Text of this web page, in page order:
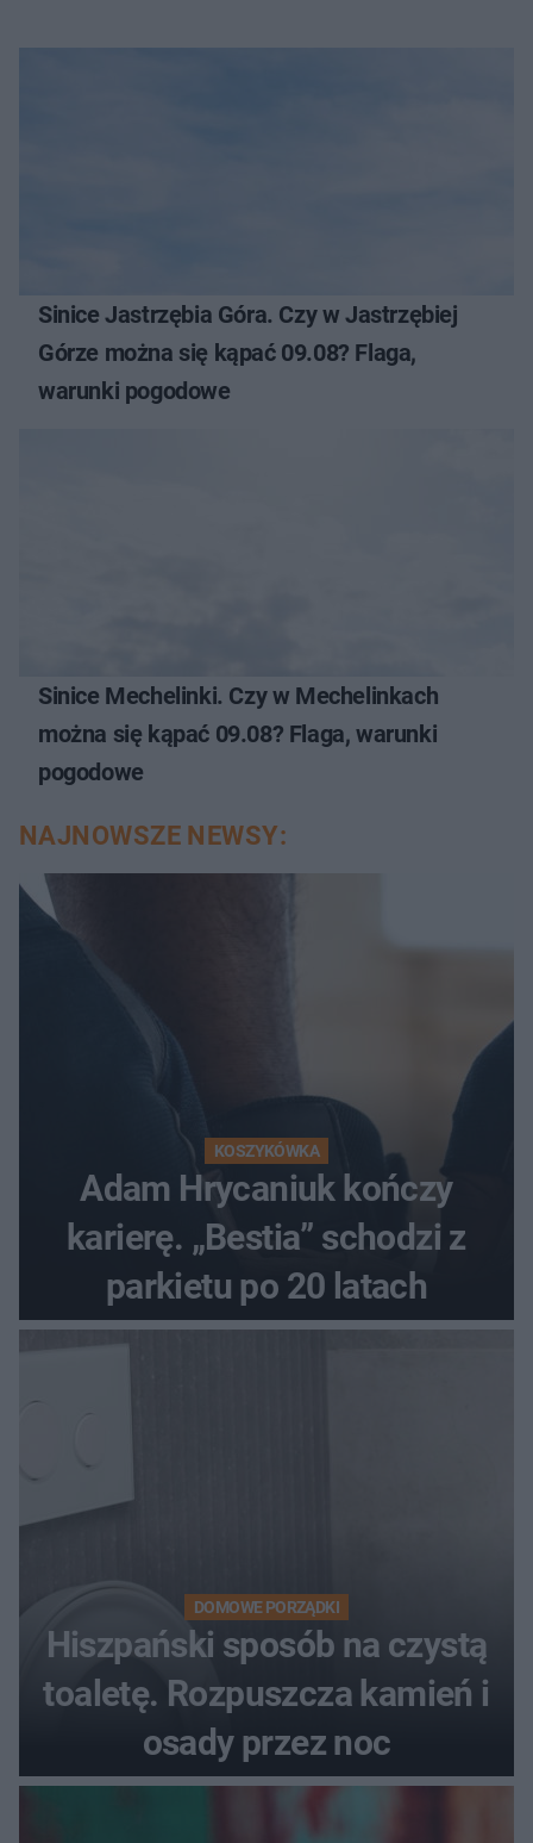
Sinice Jastrzębia Góra. Czy w Jastrzębiej
Górze można się kąpać 09.08? Flaga,
warunki pogodowe
Sinice Mechelinki. Czy w Mechelinkach
można się kąpać 09.08? Flaga, warunki
pogodowe
NAJNOWSZE NEWSY:
KOSZYKÓWKA
Adam Hrycaniuk kończy
karierę. „Bestia” schodzi z
parkietu po 20 latach
DOMOWE PORZĄDKI
Hiszpański sposób na czystą
toaletę. Rozpuszcza kamień i
osady przez noc